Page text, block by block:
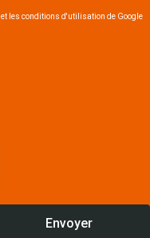
les conditions d'utilisation de Google
Envoyer